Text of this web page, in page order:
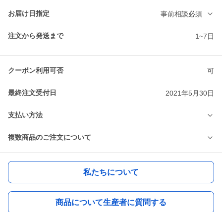
お届け日指定 事前相談必須
注文から発送まで 1~7日
クーポン利用可否 可
最終注文受付日 2021年5月30日
支払い方法
複数商品のご注文について
私たちについて
商品について生産者に質問する